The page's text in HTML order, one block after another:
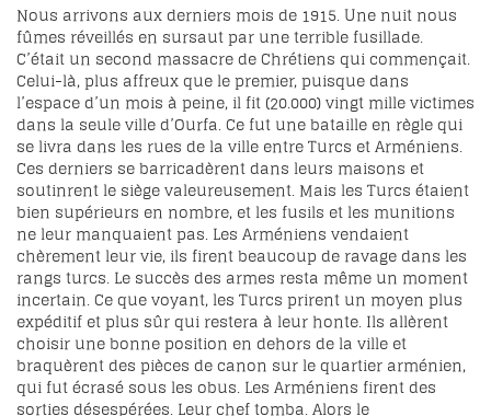
Nous arrivons aux derniers mois de 1915. Une nuit nous
fûmes réveillés en sursaut par une terrible fusillade.
C’était un second massacre de Chrétiens qui commençait.
Celui-là, plus affreux que le premier, puisque dans
l’espace d’un mois à peine, il fit (20.000) vingt mille victimes
dans la seule ville d’Ourfa. Ce fut une bataille en règle qui
se livra dans les rues de la ville entre Turcs et Arméniens.
Ces derniers se barricadèrent dans leurs maisons et
soutinrent le siège valeureusement. Mais les Turcs étaient
bien supérieurs en nombre, et les fusils et les munitions
ne leur manquaient pas. Les Arméniens vendaient
chèrement leur vie, ils firent beaucoup de ravage dans les
rangs turcs. Le succès des armes resta même un moment
incertain. Ce que voyant, les Turcs prirent un moyen plus
expéditif et plus sûr qui restera à leur honte. Ils allèrent
choisir une bonne position en dehors de la ville et
braquèrent des pièces de canon sur le quartier arménien,
qui fut écrasé sous les obus. Les Arméniens firent des
sorties désespérées. Leur chef tomba. Alors le